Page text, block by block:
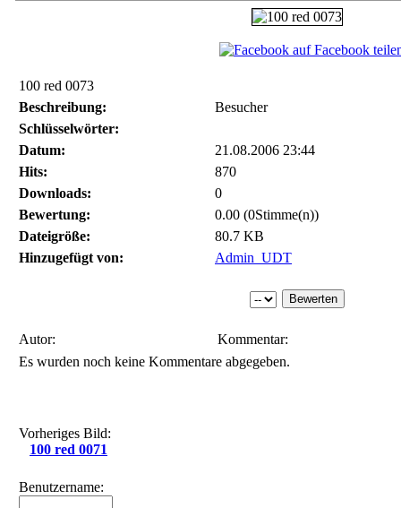
auf Facebook
100 red 0073
Beschreibung:
Besucher
Schlüsselwörter:
Datum:
21.08.2006 23:44
Hits:
870
Downloads:
0
Bewertung:
0.00 (0Stimme(n))
Dateigröße:
80.7 KB
Hinzugefügt von:
Admin_UDT
Autor:
Kommentar:
Es wurden noch keine Kommentare abgegeben.
Vorheriges Bild:
100 red 0071
Benutzername: